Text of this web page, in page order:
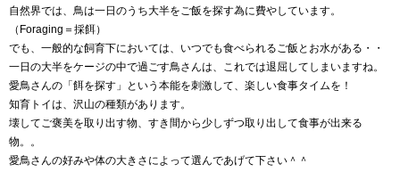
自然界では、鳥は一日のうち大半をご飯を探す為に費やしています。
（Foraging＝採餌）
でも、一般的な飼育下においては、いつでも食べられるご飯とお水がある・・
一日の大半をケージの中で過ごす鳥さんは、これでは退屈してしまいますね。
愛鳥さんの「餌を探す」という本能を刺激して、楽しい食事タイムを！
知育トイは、沢山の種類があります。
壊してご褒美を取り出す物、すき間から少しずつ取り出して食事が出来る
物。。
愛鳥さんの好みや体の大きさによって選んであげて下さい＾＾